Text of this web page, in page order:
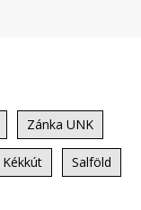
Zánka UNK
Kékkút Salföld